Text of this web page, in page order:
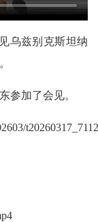
乌兹别克斯坦纳
加了会见。